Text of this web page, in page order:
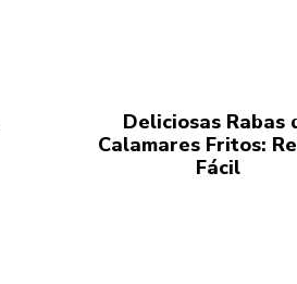
Deliciosas Rabas
Calamares Fritos:
Fácil